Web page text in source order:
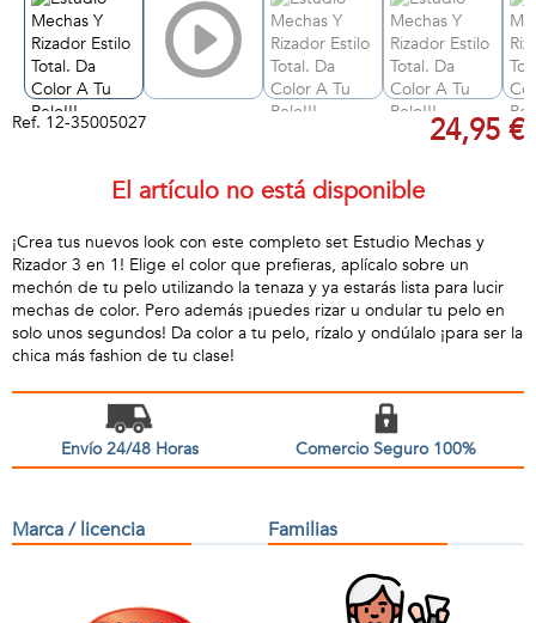
Ref. 12-35005027 24,95 €
El artículo no está disponible
¡Crea tus nuevos look con este completo set Estudio Mechas y
Rizador 3 en 1! Elige el color que prefieras, aplícalo sobre un
mechón de tu pelo utilizando la tenaza y ya estarás lista para lucir
mechas de color. Pero además ¡puedes rizar u ondular tu pelo en
solo unos segundos! Da color a tu pelo, rízalo y ondúlalo ¡para ser la
chica más fashion de tu clase!
Envío 24/48 Horas Comercio Seguro 100%
Marca / licencia Familias